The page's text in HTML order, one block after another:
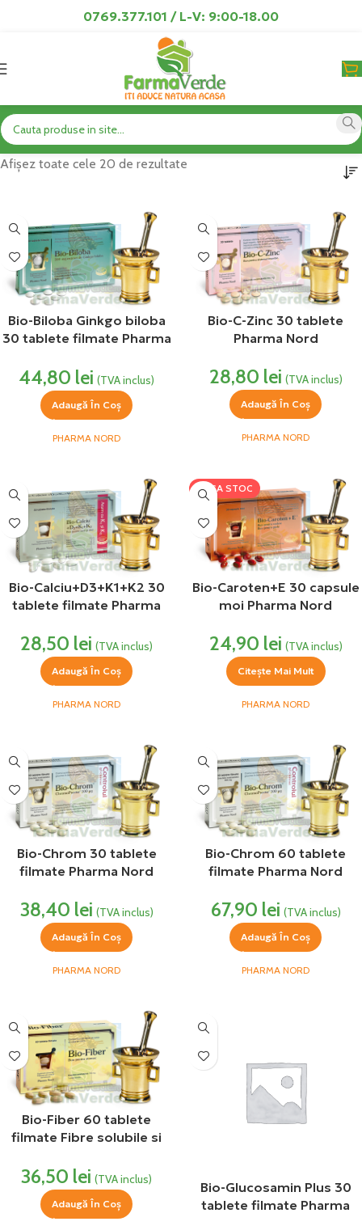
0769.377.101 / L-V: 9:00-18.00
Afișez toate cele 20 de rezultate
Bio-Biloba Ginkgo biloba
30 tablete filmate Pharma
44,80 lei (TVA inclus)
Adaugă În Coș
PHARMA NORD
Bio-C-Zinc 30 tablete
Pharma Nord
28,80 lei (TVA inclus)
Adaugă În Coș
PHARMA NORD
Bio-Calciu+D3+K1+K2 30
tablete filmate Pharma
28,50 lei (TVA inclus)
Adaugă În Coș
PHARMA NORD
LIPSA STOC
Bio-Caroten+E 30 capsule
moi Pharma Nord
24,90 lei (TVA inclus)
Citește Mai Mult
PHARMA NORD
Bio-Chrom 30 tablete
filmate Pharma Nord
38,40 lei (TVA inclus)
Adaugă În Coș
PHARMA NORD
Bio-Chrom 60 tablete
filmate Pharma Nord
67,90 lei (TVA inclus)
Adaugă În Coș
PHARMA NORD
Bio-Fiber 60 tablete
filmate Fibre solubile si
36,50 lei (TVA inclus)
Adaugă În Coș
Bio-Glucosamin Plus 30
tablete filmate Pharma